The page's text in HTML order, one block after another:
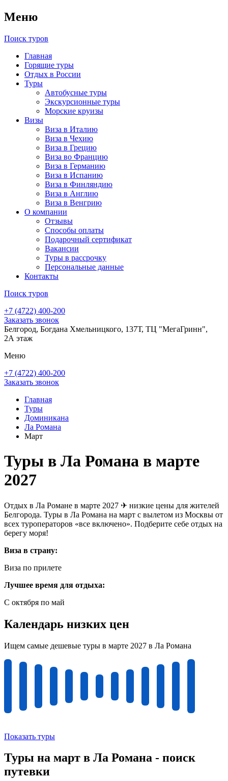
Меню
Поиск туров
Главная
Горящие туры
Отдых в России
Туры
Автобусные туры
Экскурсионные туры
Морские круизы
Визы
Виза в Италию
Виза в Чехию
Виза в Грецию
Виза во Францию
Виза в Германию
Виза в Испанию
Виза в Финляндию
Виза в Англию
Виза в Венгрию
О компании
Отзывы
Способы оплаты
Подарочный сертификат
Вакансии
Туры в рассрочку
Персональные данные
Контакты
Поиск туров
+7 (4722) 400-200
Заказать звонок
Белгород, Богдана Хмельницкого, 137Т, ТЦ "МегаГринн",
2А этаж
Меню
+7 (4722) 400-200
Заказать звонок
Главная
Туры
Доминикана
Ла Романа
Март
Туры в Ла Романа в марте
2027
Отдых в Ла Романе в марте 2027 ✈ низкие цены для жителей
Белгорода. Туры в Ла Романа на март с вылетом из Москвы от
всех туроператоров «все включено». Подберите себе отдых на
берегу моря!
Виза в страну:
Виза по прилете
Лучшее время для отдыха:
С октября по май
Календарь низких цен
Ищем самые дешевые туры в марте 2027 в Ла Романа
Показать туры
Туры на март в Ла Романа - поиск
путевки